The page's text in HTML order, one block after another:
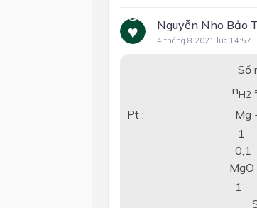
Nguyễn Nho Bảo
4 tháng 8 2021 lúc 14:57
Số mol của
nH2
Pt : Mg +
1 2
0,1
MgO +
1 2
Số mol